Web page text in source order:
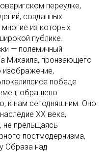
переулке,
созданных
многие из которых
публике.
— полемичный
Михаила, пронзающего
изображение,
победе
обращено
к нам сегодняшним. Оно
XX века,
не прельщаясь
постмодернизма,
Образа над